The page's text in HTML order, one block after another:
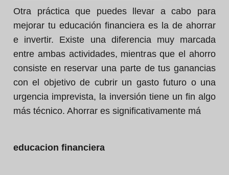
Otra práctica que puedes llevar a cabo para
mejorar tu educación financiera es la de ahorrar
e invertir. Existe una diferencia muy marcada
entre ambas actividades, mientras que el ahorro
consiste en reservar una parte de tus ganancias
con el objetivo de cubrir un gasto futuro o una
urgencia imprevista, la inversión tiene un fin algo
más técnico. Ahorrar es significativamente má
educacion financiera